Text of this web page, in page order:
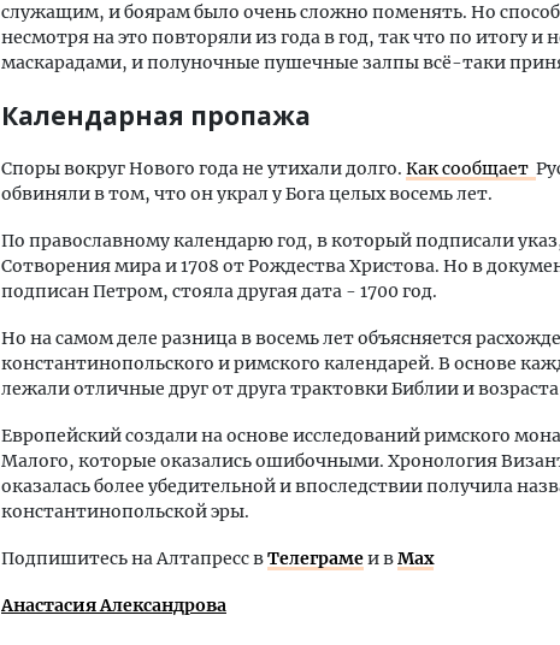
служащим, и боярам было очень сложно поменять. Но
несмотря на это повторяли из года в год, так что по итогу и
маскарадами, и полуночные пушечные залпы всё-таки
Календарная пропажа
Споры вокруг Нового года не утихали долго. Как сообщает
обвиняли в том, что он украл у Бога целых восемь лет.
По православному календарю год, в который подписали
Сотворения мира и 1708 от Рождества Христова. Но в
подписан Петром, стояла другая дата - 1700 год.
Но на самом деле разница в восемь лет объясняется
константинопольского и римского календарей. В основе
лежали отличные друг от друга трактовки Библии и
Европейский создали на основе исследований римского
Малого, которые оказались ошибочными. Хронология
оказалась более убедительной и впоследствии получила
константинопольской эры.
Подпишитесь на Алтапресс вТелеграмеи вMax
Анастасия Александрова